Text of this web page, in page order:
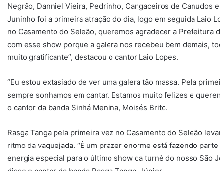
Negrão, Danniel Vieira, Pedrinho, Cangaceiros de Canudos
Juninho foi a primeira atração do dia, logo em seguida Laio
no Casamento do Seleão, queremos agradecer a Prefeitura
com esse show porque a galera nos recebeu bem demais,
muito gratificante”, destacou o cantor Laio Lopes.
“Eu estou extasiado de ver uma galera tão massa. Pela
sempre sonhamos em cantar. Estamos muito felizes e
o cantor da banda Sinhá Menina, Moisés Brito.
Rasga Tanga pela primeira vez no Casamento do Seleão
ritmo da vaquejada. “É um prazer enorme está fazendo
energia especial para o último show da turnê do nosso São